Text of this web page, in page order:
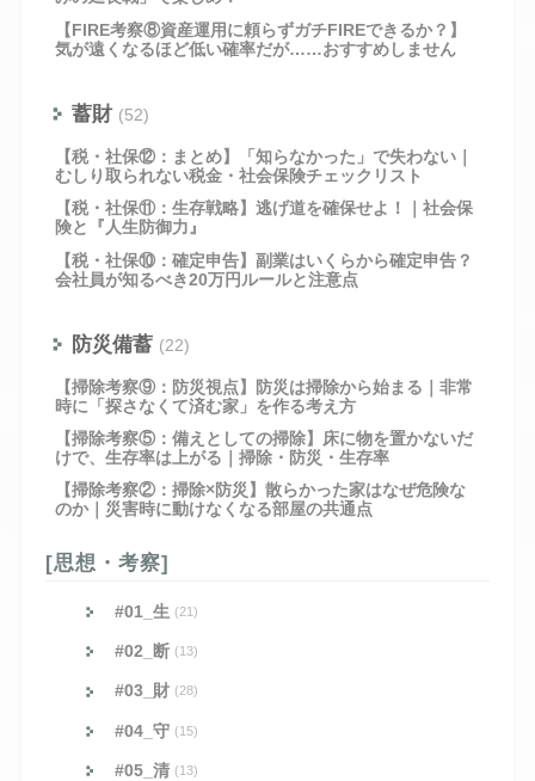
【FIRE考察⑧資産運用に頼らずガチFIREできるか？】
気が遠くなるほど低い確率だが……おすすめしません
蓄財 (52)
【税・社保⑫：まとめ】「知らなかった」で失わない｜
むしり取られない税金・社会保険チェックリスト
【税・社保⑪：生存戦略】逃げ道を確保せよ！｜社会保
険と『人生防御力』
【税・社保⑩：確定申告】副業はいくらから確定申告？
会社員が知るべき20万円ルールと注意点
防災備蓄 (22)
【掃除考察⑨：防災視点】防災は掃除から始まる｜非常
時に「探さなくて済む家」を作る考え方
【掃除考察⑤：備えとしての掃除】床に物を置かないだ
けで、生存率は上がる｜掃除・防災・生存率
【掃除考察②：掃除×防災】散らかった家はなぜ危険な
のか｜災害時に動けなくなる部屋の共通点
[思想・考察]
#01_生 (21)
#02_断 (13)
#03_財 (28)
#04_守 (15)
#05_清 (13)